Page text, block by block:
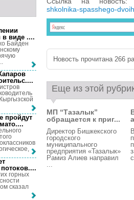
shkolnika-spasshego-
Новость прочитана 266
Еще из этой
МП “Тазалык”
обращается к приг...
Директор Бишкекского
городского
муниципального
предприятия «Тазалык»
Рамиз Алиев направил
...
в виде ....
Байден
.
пройдут
.
...
.
горных
сказал